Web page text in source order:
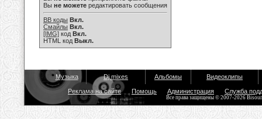
Вы не можете редактировать сообщения
BB коды Вкл.
Смайлы Вкл.
[IMG] код Вкл.
HTML код Выкл.
Музыка Dj mixes Альбомы Видеоклипы
Реклама на сайте Помощь Администрация Служба
Все права защищены © 2007-2026